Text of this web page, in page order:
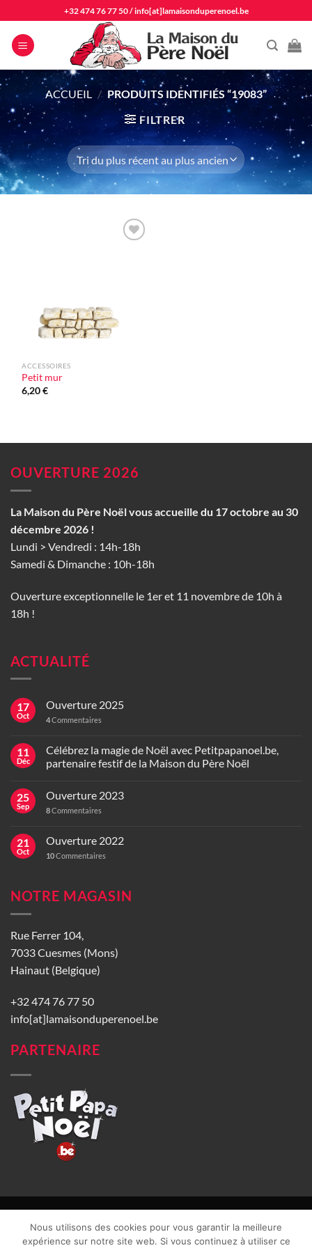
au
contenu
+32 474 76 77 50/info[at]lamaisonduperenoel.be
ACCUEIL / PRODUITS IDENTIFIÉS “19083”
FILTRER
ACCESSOIRES
Petit mur
6,20€
OUVERTURE 2026
La Maison du Père Noël vous accueille du 17 octobre au 30
décembre 2026 !
Lundi > Vendredi : 14h-18h
Samedi & Dimanche : 10h-18h
Ouverture exceptionnelle le 1er et 11 novembre de 10h à
18h !
ACTUALITÉ
17
Oct
Ouverture 2025
4Commentaires
11
Déc
Célébrez la magie de Noël avec Petitpapanoel.be,
partenaire festif de la Maison du Père Noël
25
Sep
Ouverture 2023
8Commentaires
21
Oct
Ouverture 2022
10Commentaires
NOTRE MAGASIN
Rue Ferrer 104,
7033 Cuesmes (Mons)
Hainaut (Belgique)
+32 474 76 77 50
info[at]lamaisonduperenoel.be
PARTENAIRE
CGU| Vie privée| TVA : BE0840965749 | Site web réalisé par
Nous utilisons des cookies pour vous garantir la meilleure
expérience sur notre site web. Si vous continuez à utiliser ce